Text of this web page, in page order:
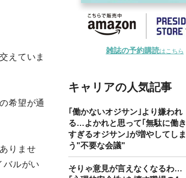
えていま
希望が通
りませ
バルがい
雑誌の予約購読はこちら
キャリアの人気記事
｢働かないオジサン｣より嫌われ
る…よかれと思って｢無駄に働き
すぎるオジサン｣が増やしてしま
う"不要な会議"
そりゃ意見が言えなくなるわ…